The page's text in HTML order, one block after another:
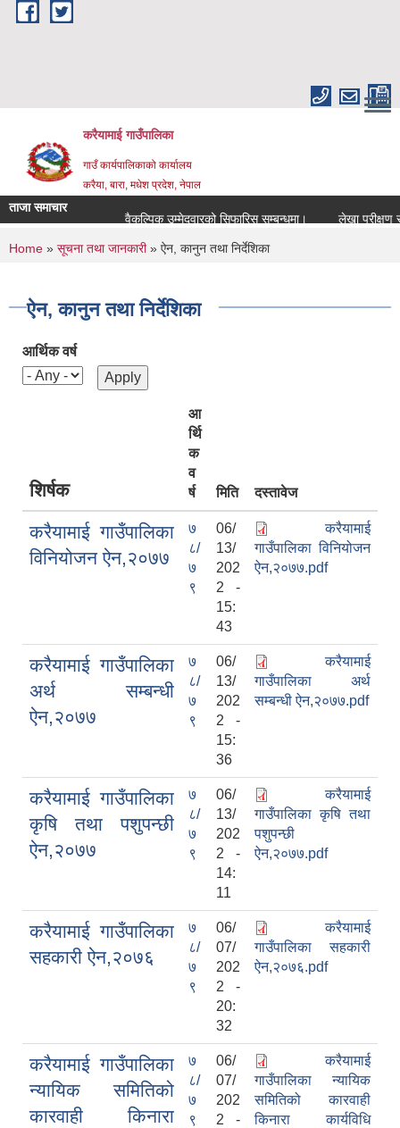
Skip to main content
करैयामाई गाउँपालिका
गाउँ कार्यपालिकाको कार्यालय
करैया, बारा, मधेश प्रदेश, नेपाल
ताजा समाचार
वैकल्पिक उम्मेदवारको सिफारिस सम्बन्धमा।
लेखा परीक्षण
You are here
Home » सूचना तथा जानकारी» ऐन, कानुन तथा निर्देशिका
ऐन, कानुन तथा निर्देशिका
आर्थिक वर्ष
शिर्षक
आ
र्थि
क
व
र्ष
मिति दस्तावेज
करैयामाई गाउँपालिका
विनियोजन ऐन,२०७७
७
८/
७
९
06/
13/
202
2 -
15:
43
करैयामाई
गाउँपालिका विनियोजन
ऐन,२०७७.pdf
करैयामाई गाउँपालिका
अर्थ सम्बन्धी
ऐन,२०७७
७
८/
७
९
06/
13/
202
2 -
15:
36
करैयामाई
गाउँपालिका अर्थ
सम्बन्धी ऐन,२०७७.pdf
करैयामाई गाउँपालिका
कृषि तथा पशुपन्छी
ऐन,२०७७
७
८/
७
९
06/
13/
202
2 -
14:
11
करैयामाई
गाउँपालिका कृषि तथा
पशुपन्छी
ऐन,२०७७.pdf
करैयामाई गाउँपालिका
सहकारी ऐन,२०७६
७
८/
७
९
06/
07/
202
2 -
20:
32
करैयामाई
गाउँपालिका सहकारी
ऐन,२०७६.pdf
करैयामाई गाउँपालिका
न्यायिक समितिको
कारवाही किनारा
७
८/
७
९
06/
07/
202
2 -
करैयामाई
गाउँपालिका न्यायिक
समितिको कारवाही
किनारा कार्यविधि